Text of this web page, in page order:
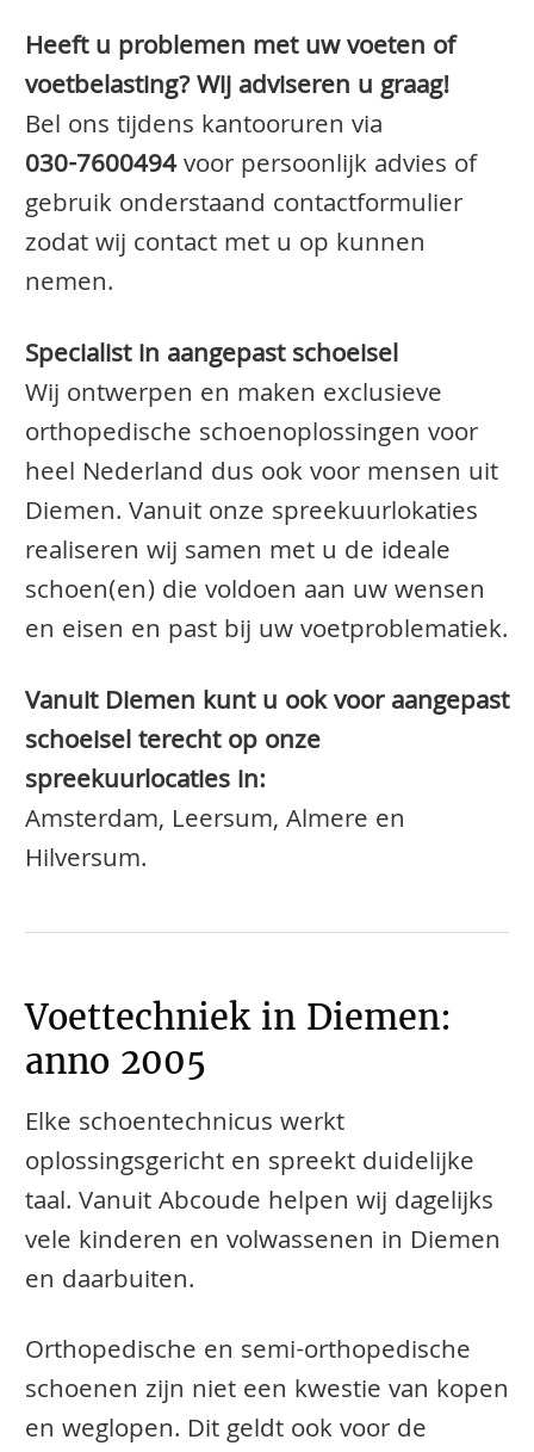
Heeft u problemen met uw voeten of
voetbelasting? Wij adviseren u graag!
Bel ons tijdens kantooruren via
030-7600494voor persoonlijk advies of
gebruik onderstaand contactformulier
zodat wij contact met u op kunnen
nemen.
Specialist in aangepast schoeisel
Wij ontwerpen en maken exclusieve
orthopedische schoenoplossingen voor
heel Nederland dus ook voor mensen uit
Diemen. Vanuit onze spreekuurlokaties
realiseren wij samen met u de ideale
schoen(en) die voldoen aan uw wensen
en eisen en past bij uw voetproblematiek.
Vanuit Diemen kunt u ook voor aangepast
schoeisel terecht op onze
spreekuurlocaties in:
Amsterdam, Leersum, Almere en
Hilversum.
Voettechniek in Diemen:
anno 2005
Elke schoentechnicus werkt
oplossingsgericht en spreekt duidelijke
taal. Vanuit Abcoude helpen wij dagelijks
vele kinderen en volwassenen in Diemen
en daarbuiten.
​​​​Orthopedische en semi-orthopedische
schoenen zijn niet een kwestie van kopen
en weglopen. Dit geldt ook voor de